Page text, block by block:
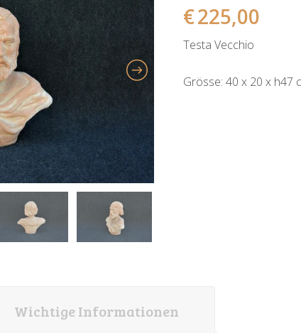
€225,00
Testa Vecchio
Grösse: 40 x 20 x h47
Wichtige Informationen